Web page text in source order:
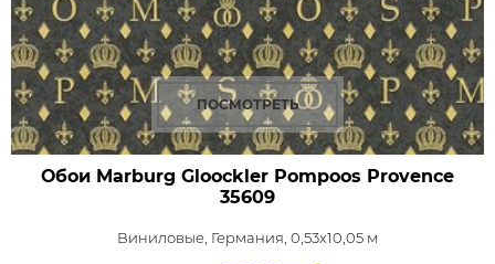
ПОСМОТРЕТЬ
Обои Marburg Gloockler Pompoos Provence
35609
Виниловые, Германия, 0,53x10,05 м